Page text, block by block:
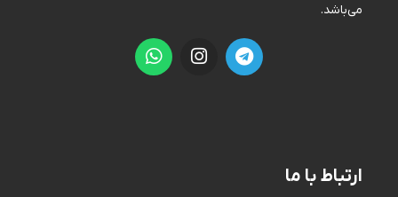
می‌باشد.
ارتباط با ما